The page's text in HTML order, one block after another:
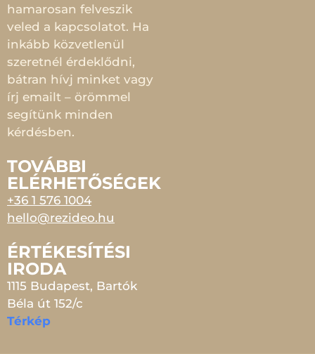
hamarosan felveszik
veled a kapcsolatot. Ha
inkább közvetlenül
szeretnél érdeklődni,
bátran hívj minket vagy
írj emailt – örömmel
segítünk minden
kérdésben.
TOVÁBBI
ELÉRHETŐSÉGEK
+36 1 576 1004
hello@rezideo.hu
ÉRTÉKESÍTÉSI
IRODA
1115 Budapest, Bartók
Béla út 152/c
Térkép